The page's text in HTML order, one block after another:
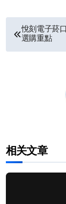
文
章
悅刻電子菸
選購重點
相关文章